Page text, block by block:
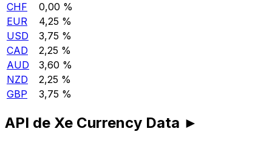
CHF
0,00 %
EUR
4,25 %
USD
3,75 %
CAD
2,25 %
AUD
3,60 %
NZD
2,25 %
GBP
3,75 %
API de Xe Currency Data ►